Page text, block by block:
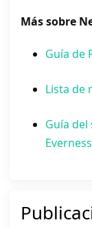
Más sobre
Guía de
Lista de
Guía del
Everness